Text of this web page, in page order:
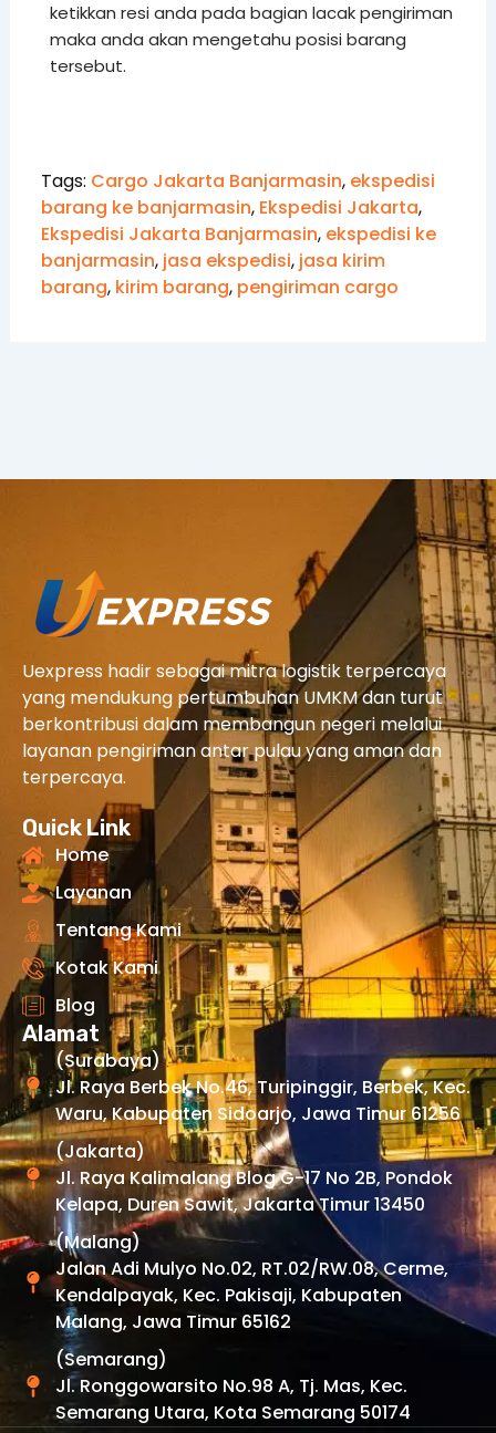
ketikkan resi anda pada bagian lacak pengiriman
maka anda akan mengetahu posisi barang
tersebut.
Tags: Cargo Jakarta Banjarmasin, ekspedisi
barang ke banjarmasin, Ekspedisi Jakarta,
Ekspedisi Jakarta Banjarmasin, ekspedisi ke
banjarmasin, jasa ekspedisi, jasa kirim
barang, kirim barang, pengiriman cargo
Uexpress hadir sebagai mitra logistik terpercaya
yang mendukung pertumbuhan UMKM dan turut
berkontribusi dalam membangun negeri melalui
layanan pengiriman antar pulau yang aman dan
terpercaya.
Quick Link
Home
Layanan
Tentang Kami
Kotak Kami
Blog
Alamat
(Surabaya)
Jl. Raya Berbek No.46, Turipinggir, Berbek, Kec.
Waru, Kabupaten Sidoarjo, Jawa Timur 61256
(Jakarta)
Jl. Raya Kalimalang Blog G-17 No 2B, Pondok
Kelapa, Duren Sawit, Jakarta Timur 13450
(Malang)
Jalan Adi Mulyo No.02, RT.02/RW.08, Cerme,
Kendalpayak, Kec. Pakisaji, Kabupaten
Malang, Jawa Timur 65162
(Semarang)
Jl. Ronggowarsito No.98 A, Tj. Mas, Kec.
Semarang Utara, Kota Semarang 50174